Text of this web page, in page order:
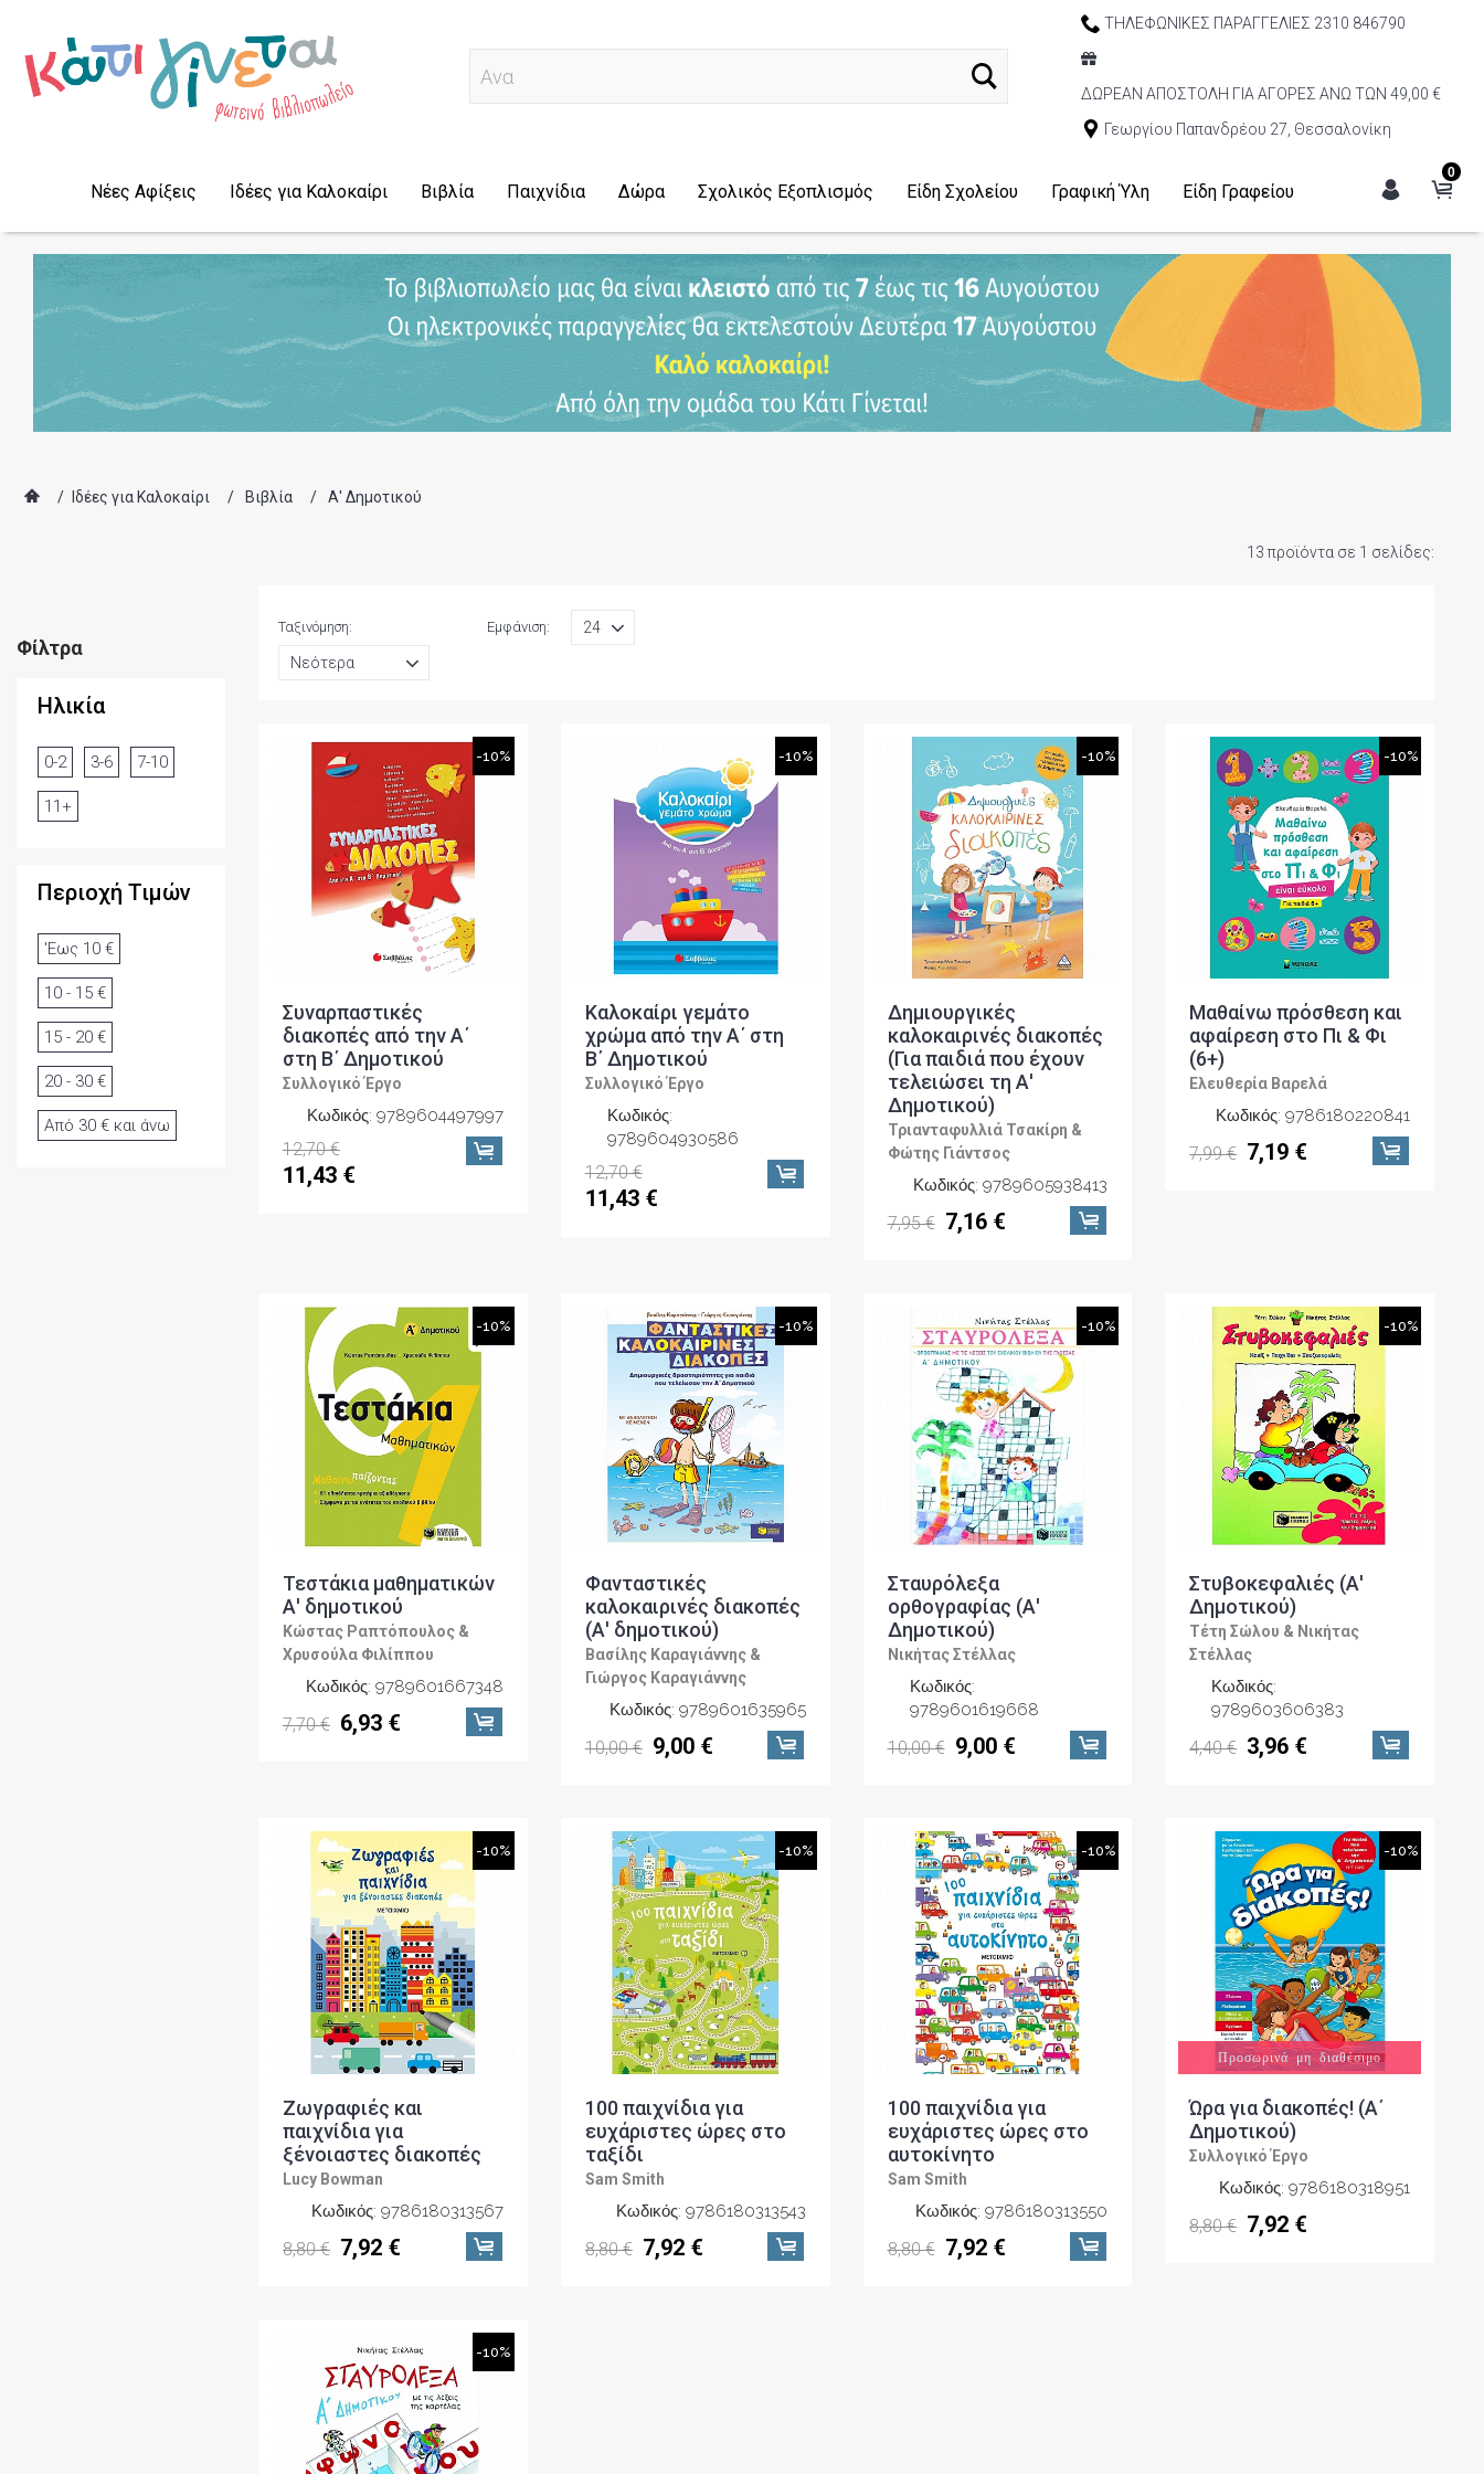
Αναζήτηση...
ΤΗΛΕΦΩΝΙΚΕΣ ΠΑΡΑΓΓΕΛΙΕΣ 2310 846790
ΔΩΡΕΑΝ ΑΠΟΣΤΟΛΗ ΓΙΑ ΑΓΟΡΕΣ ΑΝΩ ΤΩΝ 49,00 €
Γεωργίου Παπανδρέου 27, Θεσσαλονίκη
0
Νέες Αφίξεις Ιδέες για Καλοκαίρι Βιβλία Παιχνίδια Δώρα Σχολικός Εξοπλισμός Είδη Σχολείου Γραφική Ύλη Είδη Γραφείου
/ Ιδέες για Καλοκαίρι / Βιβλία / Α' Δημοτικού
Φίλτρα
Ηλικία
0-2 3-6 7-10
11+
Περιοχή Τιμών
'Εως 10 €
10 - 15 €
15 - 20 €
20 - 30 €
Από 30 € και άνω
13 προϊόντα σε 1 σελίδες:
Ταξινόμηση: Εμφάνιση:
-10%
Συναρπαστικές
διακοπές από την Α΄
στη Β΄ Δημοτικού
Συλλογικό Έργο
Κωδικός: 9789604497997
12,70 €
11,43 €
-10%
Καλοκαίρι γεμάτο
χρώμα από την Α΄ στη
Β΄ Δημοτικού
Συλλογικό Έργο
Κωδικός:
9789604930586
12,70 €
11,43 €
-10%
Δημιουργικές
καλοκαιρινές διακοπές
(Για παιδιά που έχουν
τελειώσει τη Α'
Δημοτικού)
Τριανταφυλλιά Τσακίρη &
Φώτης Γιάντσος
Κωδικός: 9789605938413
7,95 € 7,16 €
-10%
Μαθαίνω πρόσθεση και
αφαίρεση στο Πι & Φι
(6+)
Ελευθερία Βαρελά
Κωδικός: 9786180220841
7,99 € 7,19 €
-10%
Τεστάκια μαθηματικών
Α' δημοτικού
Κώστας Ραπτόπουλος &
Χρυσούλα Φιλίππου
Κωδικός: 9789601667348
7,70 € 6,93 €
-10%
Φανταστικές
καλοκαιρινές διακοπές
(Α' δημοτικού)
Βασίλης Καραγιάννης &
Γιώργος Καραγιάννης
Κωδικός: 9789601635965
10,00 € 9,00 €
-10%
Σταυρόλεξα
ορθογραφίας (Α'
Δημοτικού)
Νικήτας Στέλλας
Κωδικός:
9789601619668
10,00 € 9,00 €
-10%
Στυβοκεφαλιές (Α'
Δημοτικού)
Τέτη Σώλου & Νικήτας
Στέλλας
Κωδικός:
9789603606383
4,40 € 3,96 €
-10%
Ζωγραφιές και
παιχνίδια για
ξένοιαστες διακοπές
Lucy Bowman
Κωδικός: 9786180313567
8,80 € 7,92 €
-10%
100 παιχνίδια για
ευχάριστες ώρες στο
ταξίδι
Sam Smith
Κωδικός: 9786180313543
8,80 € 7,92 €
-10%
100 παιχνίδια για
ευχάριστες ώρες στο
αυτοκίνητο
Sam Smith
Κωδικός: 9786180313550
8,80 € 7,92 €
-10%
Προσωρινά μη διαθέσιμο
Ώρα για διακοπές! (Α΄
Δημοτικού)
Συλλογικό Έργο
Κωδικός: 9786180318951
8,80 € 7,92 €
-10%